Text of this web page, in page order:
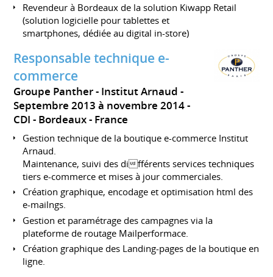
Revendeur à Bordeaux de la solution Kiwapp Retail
(solution logicielle pour tablettes et
smartphones, dédiée au digital in-store)
Responsable technique e-
commerce
Groupe Panther - Institut Arnaud
Septembre 2013 à novembre 2014
CDI
Bordeaux France
Gestion technique de la boutique e-commerce Institut
Arnaud.
Maintenance, suivi des différents services techniques
tiers e-commerce et mises à jour commerciales.
Création graphique, encodage et optimisation html des
e-mailngs.
Gestion et paramétrage des campagnes via la
plateforme de routage Mailperformace.
Création graphique des Landing-pages de la boutique en
ligne.